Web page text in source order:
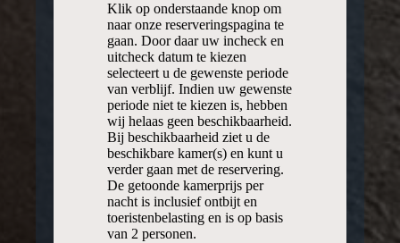
Klik op onderstaande knop om
naar onze reserveringspagina te
gaan. Door daar uw incheck en
uitcheck datum te kiezen
selecteert u de gewenste periode
van verblijf. Indien uw gewenste
periode niet te kiezen is, hebben
wij helaas geen beschikbaarheid.
Bij beschikbaarheid ziet u de
beschikbare kamer(s) en kunt u
verder gaan met de reservering.
De getoonde kamerprijs per
nacht is inclusief ontbijt en
toeristenbelasting en is op basis
van 2 personen.